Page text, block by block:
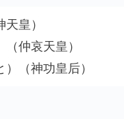
皇）
仲哀天皇）
（神功皇后）